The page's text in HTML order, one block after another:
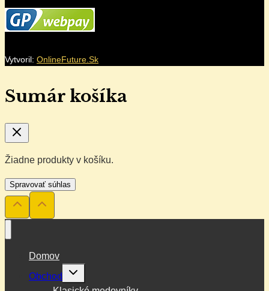
Vytvoril: OnlineFuture.Sk
Sumár košíka
Žiadne produkty v košíku.
Spravovať súhlas
Domov
Obchod
Toggle
child
menu